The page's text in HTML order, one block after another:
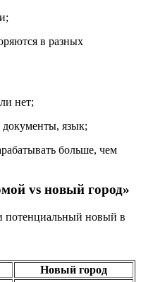
в разных
нет;
язык;
больше, чем
vs новый город»
потенциальный новый в
Новый город